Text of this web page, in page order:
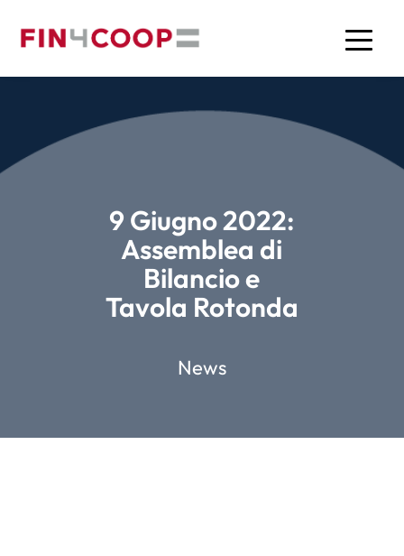
9 Giugno 2022:
Assemblea di
Bilancio e
Tavola Rotonda
News